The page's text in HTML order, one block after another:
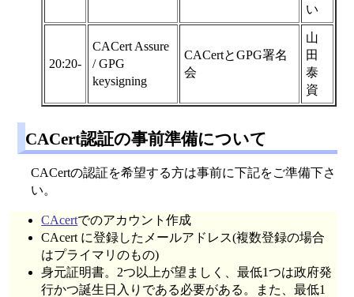
い
20:20-
CACert Assure
/ GPG
keysigning
CACertとGPG署名
会
山
田
泰
資
CACert認証の事前準備について
CACertの認証を希望する方は事前に下記をご準備下さ
い。
CAcertでのアカウント作成
CAcert に登録したメールアドレス(複数登録の場合
はプライマリのもの)
身元証明書。2つ以上が望ましく、最低1つは政府発
行かつ誕生日入りである必要がある。また、最低1